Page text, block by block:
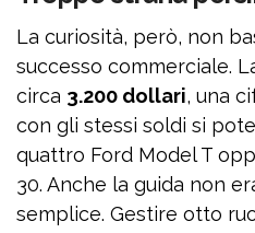
La curiosità, però, non
successo commerciale.
circa 3.200 dollari, una
con gli stessi soldi si
quattro Ford Model T
30. Anche la guida non
semplice. Gestire otto